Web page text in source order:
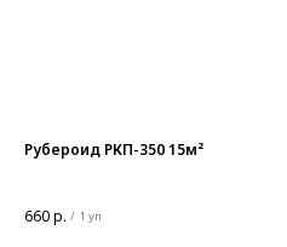
Рубероид РКП-350 15м²
660р. / 1 уп